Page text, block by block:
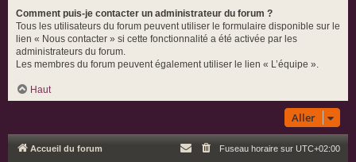
Comment puis-je contacter un administrateur du forum ?
Tous les utilisateurs du forum peuvent utiliser le formulaire disponible sur le
lien « Nous contacter » si cette fonctionnalité a été activée par les
administrateurs du forum.
Les membres du forum peuvent également utiliser le lien « L’équipe ».
Haut
Aller
Accueil du forum Fuseau horaire sur UTC+02:00